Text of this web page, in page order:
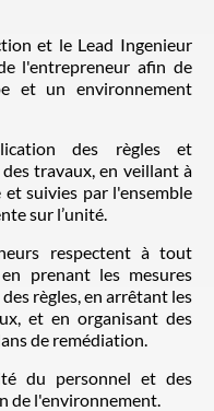
et le Lead Ingenieur
l'entrepreneur afin de
et un environnement
des règles et
travaux, en veillant à
suivies par l'ensemble
sur l’unité.
respectent à tout
prenant les mesures
règles, en arrêtant les
et en organisant des
de remédiation.
du personnel et des
de l'environnement.